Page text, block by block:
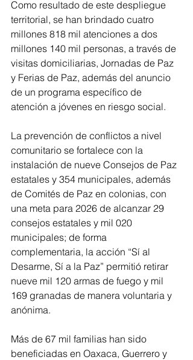
Como resultado de este despliegue
territorial, se han brindado cuatro
millones 818 mil atenciones a dos
millones 140 mil personas, a través de
visitas domiciliarias, Jornadas de Paz
y Ferias de Paz, además del anuncio
de un programa específico de
atención a jóvenes en riesgo social.
La prevención de conflictos a nivel
comunitario se fortalece con la
instalación de nueve Consejos de Paz
estatales y 354 municipales, además
de Comités de Paz en colonias, con
una meta para 2026 de alcanzar 29
consejos estatales y mil 020
municipales; de forma
complementaria, la acción “Sí al
Desarme, Sí a la Paz” permitió retirar
nueve mil 120 armas de fuego y mil
169 granadas de manera voluntaria y
anónima.
Más de 67 mil familias han sido
beneficiadas en Oaxaca, Guerrero y